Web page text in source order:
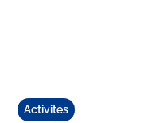
Activités